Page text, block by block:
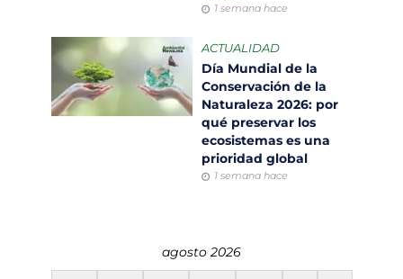
1 semana hace
ACTUALIDAD
Día Mundial de la
Conservación de la
Naturaleza 2026: por
qué preservar los
ecosistemas es una
prioridad global
1 semana hace
agosto 2026